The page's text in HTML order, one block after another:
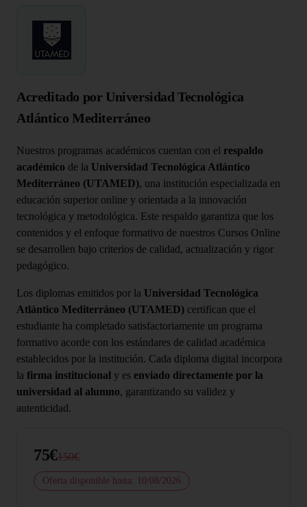
Acreditado por Universidad Tecnológica
Atlántico Mediterráneo
Nuestros programas académicos cuentan con el respaldo
académico de la Universidad Tecnológica Atlántico
Mediterráneo (UTAMED), una institución especializada en
educación superior online y orientada a la innovación
tecnológica y metodológica. Este respaldo garantiza que los
contenidos y el enfoque formativo de nuestros Cursos Online
se desarrollen bajo criterios de calidad, actualización y rigor
pedagógico.
Los diplomas emitidos por la Universidad Tecnológica
Atlántico Mediterráneo (UTAMED) certifican que el
estudiante ha completado satisfactoriamente un programa
formativo acorde con los estándares de calidad académica
establecidos por la institución. Cada diploma digital incorpora
la firma institucional y es enviado directamente por la
universidad al alumno, garantizando su validez y
autenticidad.
75€150€
Oferta disponible hasta: 10/08/2026